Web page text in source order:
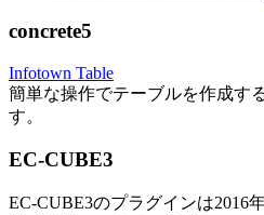
concrete5
Infotown Table
簡単な操作でテーブルを作成す
す。
EC-CUBE3
EC-CUBE3のプラグインは2016